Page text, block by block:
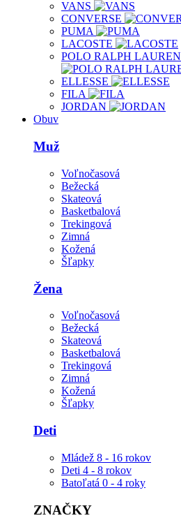
VANS
CONVERSE
PUMA
LACOSTE
POLO RALPH LAUREN
ELLESSE
FILA
JORDAN
Obuv
Muž
Voľnočasová
Bežecká
Skateová
Basketbalová
Trekingová
Zimná
Kožená
Šľapky
Žena
Voľnočasová
Bežecká
Skateová
Basketbalová
Trekingová
Zimná
Kožená
Šľapky
Deti
Mládež 8 - 16 rokov
Deti 4 - 8 rokov
Batoľatá 0 - 4 roky
ZNAČKY